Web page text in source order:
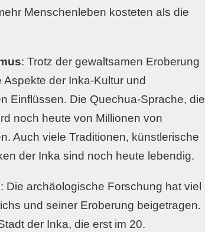
Menschenleben kosteten als die
: Trotz der gewaltsamen Eroberung
der Inka-Kultur und
Einflüssen. Die Quechua-Sprache, die
noch heute von Millionen von
Auch viele Traditionen, künstlerische
der Inka sind noch heute lebendig.
: Die archäologische Forschung hat viel
und seiner Eroberung beigetragen.
der Inka, die erst im 20.